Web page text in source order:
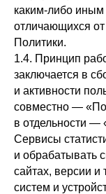
каким-либо иным
отличающихся
Политики.
1.4. Принцип
заключается в
и активности
совместно —
в отдельности —
Сервисы
и обрабатывать
сайтах, версии
систем и